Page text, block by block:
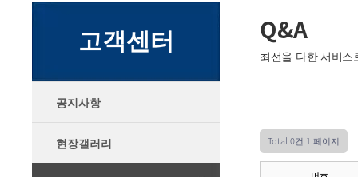
고객센터
공지사항
현장갤러리
Q&A
최선을 다한 서비
Total 0건 1 페이지